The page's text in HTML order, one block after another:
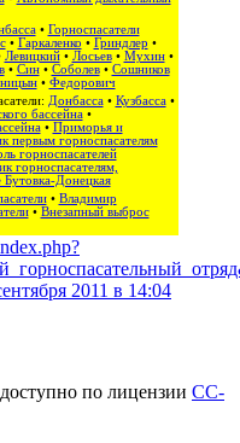
• Горноспасатели
• Гаркаленко • Гриндлер •
Левицкий• Лосьев• Мухин•
• Син• Соболев• Сошников
• Федорович
Донбасса• Кузбасса•
бассейна•
• Приморья и
первым горноспасателям
горноспасателей
горноспасателям,
Донецкая
• Владимир
• Внезапный выброс
2011 в 14:04
по лицензии CC-